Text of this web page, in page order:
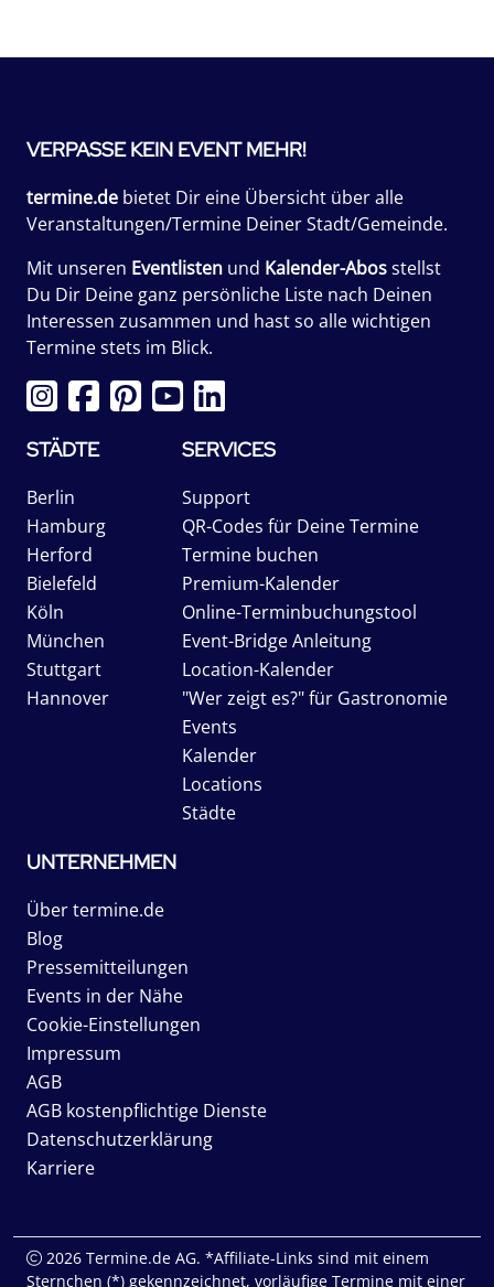
VERPASSE KEIN EVENT MEHR!
termine.de bietet Dir eine Übersicht über alle
Veranstaltungen/Termine Deiner Stadt/Gemeinde.
Mit unseren Eventlisten und Kalender-Abosstellst
Du Dir Deine ganz persönliche Liste nach Deinen
Interessen zusammen und hast so alle wichtigen
Termine stets im Blick.
STÄDTE
Berlin
Hamburg
Herford
Bielefeld
Köln
München
Stuttgart
Hannover
SERVICES
Support
QR-Codes für Deine Termine
Termine buchen
Premium-Kalender
Online-Terminbuchungstool
Event-Bridge Anleitung
Location-Kalender
"Wer zeigt es?" für Gastronomie
Events
Kalender
Locations
Städte
UNTERNEHMEN
Über termine.de
Blog
Pressemitteilungen
Events in der Nähe
Cookie-Einstellungen
Impressum
AGB
AGB kostenpflichtige Dienste
Datenschutzerklärung
Karriere
2026 Termine.de AG. *Affiliate-Links sind mit einem
Sternchen (*) gekennzeichnet, vorläufige Termine mit einer